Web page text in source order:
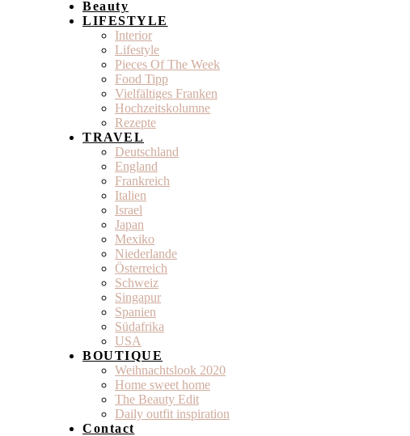
Beauty
LIFESTYLE
Interior
Lifestyle
Pieces Of The Week
Food Tipp
Vielfältiges Franken
Hochzeitskolumne
Rezepte
TRAVEL
Deutschland
England
Frankreich
Italien
Israel
Japan
Mexiko
Niederlande
Österreich
Schweiz
Singapur
Spanien
Südafrika
USA
BOUTIQUE
Weihnachtslook 2020
Home sweet home
The Beauty Edit
Daily outfit inspiration
Contact